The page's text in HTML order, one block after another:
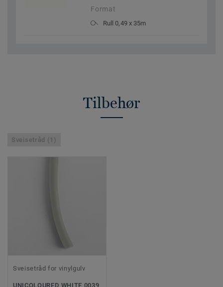
Format
Rull 0,49 x 35m
Tilbehør
Sveisetråd (1)
Sveisetråd for vinylgulv
UNICOLOURED WHITE 0039